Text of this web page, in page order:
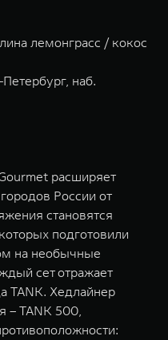
лемонграсс / кокос
наб.
расширяет
России от
становятся
подготовили
на необычные
сет отражает
TANK. Хедлайнер
– TANK 500,